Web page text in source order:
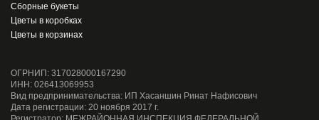
Сборные букеты
Цветы в коробках
Цветы в корзинах
ОГРНИП: 317028000167290
ИНН: 026413069953
Вид предпринимательства: ИП Хасаншин Ринат Нафисович
Дата регистрации: 20 ноября 2017 г.